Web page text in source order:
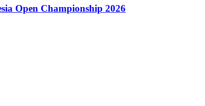
Open Championship 2026